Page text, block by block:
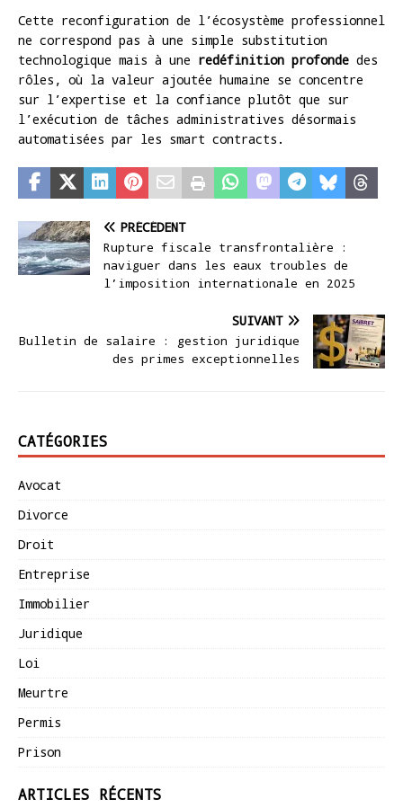
Cette reconfiguration de l’écosystème professionnel
ne correspond pas à une simple substitution
technologique mais à une redéfinition profonde des
rôles, où la valeur ajoutée humaine se concentre
sur l’expertise et la confiance plutôt que sur
l’exécution de tâches administratives désormais
automatisées par les smart contracts.
PRÉCÉDENT
Rupture fiscale transfrontalière :
naviguer dans les eaux troubles de
l’imposition internationale en 2025
SUIVANT
Bulletin de salaire : gestion juridique
des primes exceptionnelles
CATÉGORIES
Avocat
Divorce
Droit
Entreprise
Immobilier
Juridique
Loi
Meurtre
Permis
Prison
ARTICLES RÉCENTS